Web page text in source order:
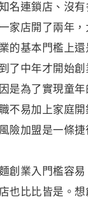
名連鎖店、沒
家店開了兩年
的基本門檻上
了中年才開始
是為了實現童
不易加上家庭
險加盟是一條捷
創業入門檻容
也比比皆是。